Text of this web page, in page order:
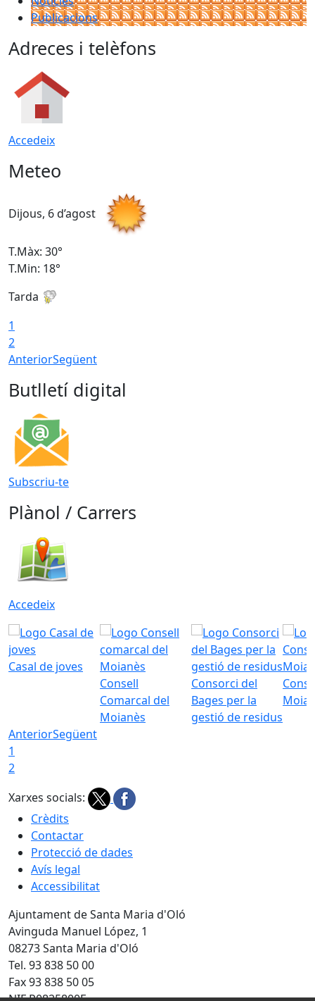
Publicacions
Adreces i telèfons
Accedeix
Meteo
Dijous, 6 d’agost
T.Màx: 30°
T.Min: 18°
Tarda
1
2
AnteriorSegüent
Butlletí digital
Subscriu-te
Plànol / Carrers
Accedeix
Casal de joves
Consell
Comarcal del
Moianès
Consorci del
Bages per la
gestió de residus
AnteriorSegüent
1
2
Xarxes socials:
Crèdits
Contactar
Protecció de dades
Avís legal
Accessibilitat
Ajuntament de Santa Maria d'Oló
Avinguda Manuel López, 1
08273 Santa Maria d'Oló
Tel. 93 838 50 00
Fax 93 838 50 05